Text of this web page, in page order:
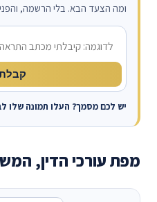
ומה הצעד הבא. בלי הרשמה,
מה קרה?
קבלת
יש לכם מסמך? העלו תמונה שלו
מפת עורכי הדין,